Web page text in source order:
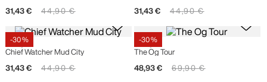
31,43 € 44,90 € 31,43 € 44,90 €
-30 %
Grimey
Chief Watcher Mud City
31,43 € 44,90 €
-30 %
Grimey
The Og Tour
48,93 € 69,90 €